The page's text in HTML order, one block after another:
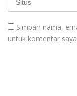
Simpan nama,
untuk komentar